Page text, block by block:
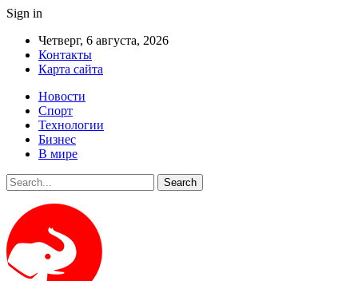
Sign in
Четверг, 6 августа, 2026
Контакты
Карта сайта
Новости
Спорт
Технологии
Бизнес
В мире